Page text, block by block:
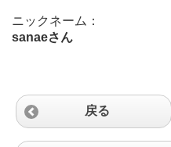
ニックネーム：
sanaeさん
戻る